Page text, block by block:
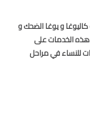
و يوغا الضحك و
هذه الخدمات على
للنساء في مراحل